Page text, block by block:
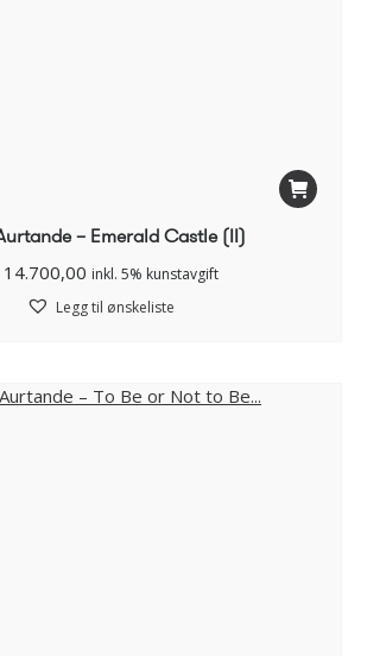
– Emerald Castle (II)
inkl. 5% kunstavgift
Legg til ønskeliste